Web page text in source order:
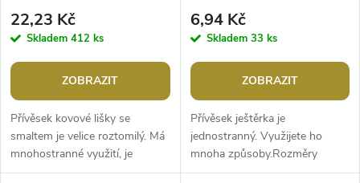
22,23 Kč
Skladem 412 ks
ZOBRAZIT
Přívěsek kovové lišky se
smaltem je velice roztomilý. Má
mnohostranné využití, je
jednostranný, z
6,94 Kč
Skladem 33 ks
ZOBRAZIT
Přívěsek ještěrka je
jednostranný. Využijete ho
mnoha způsoby.Rozměry
přívěsku: 25 x 25 mmPrůvlek